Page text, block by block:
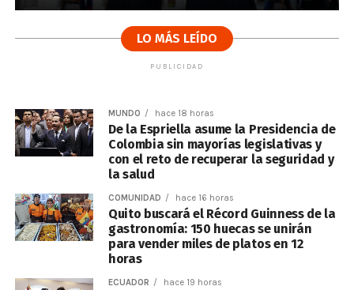
LO MÁS LEÍDO
PUBLICIDAD
MUNDO hace 18 horas
De la Espriella asume la Presidencia de
Colombia sin mayorías legislativas y
con el reto de recuperar la seguridad y
la salud
COMUNIDAD hace 16 horas
Quito buscará el Récord Guinness de la
gastronomía: 150 huecas se unirán
para vender miles de platos en 12
horas
ECUADOR hace 19 horas